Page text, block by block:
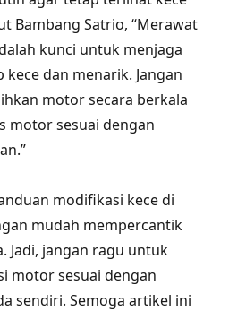
Bambang Satrio, “Merawat
kunci untuk menjaga
dan menarik. Jangan
motor secara berkala
motor sesuai dengan
modifikasi kece di
mudah mempercantik
Jadi, jangan ragu untuk
motor sesuai dengan
sendiri. Semoga artikel ini